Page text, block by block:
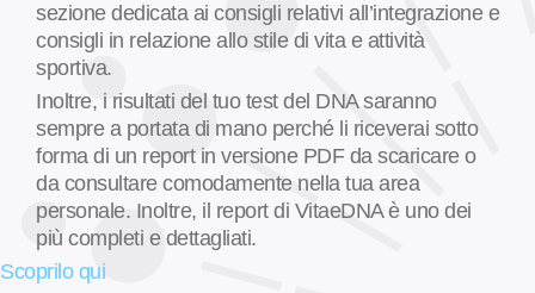
sezione dedicata ai consigli relativi all’integrazione e
consigli in relazione allo stile di vita e attività
sportiva.
Inoltre, i risultati del tuo test del DNA saranno
sempre a portata di mano perché li riceverai sotto
forma di un report in versione PDF da scaricare o
da consultare comodamente nella tua area
personale. Inoltre, il report di VitaeDNA è uno dei
più completi e dettagliati.
Scoprilo qui